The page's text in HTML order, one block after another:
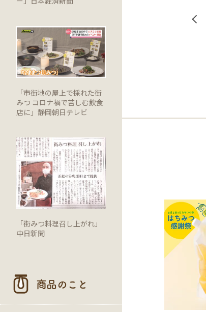
「市街地の屋上で採れた街
みつ コロナ禍で苦しむ飲食
店に」静岡朝日テレビ
「街みつ料理召し上がれ」
中日新聞
商品のこと